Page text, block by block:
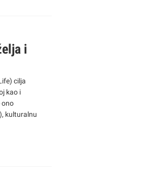
i
kao i
ono
kulturalnu